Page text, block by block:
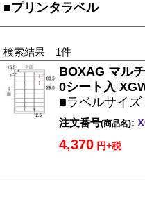
■プリンタラベル
検索結果 1件
BOXAG マル
0シート入
■ラベルサイ
注文番号(商品名):
4,370 円+税